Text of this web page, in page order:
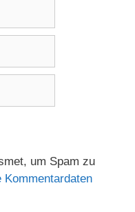
um Spam zu
Kommentardaten